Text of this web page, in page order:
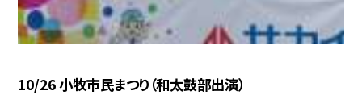
10/26 小牧市民まつり（和太鼓部出演）